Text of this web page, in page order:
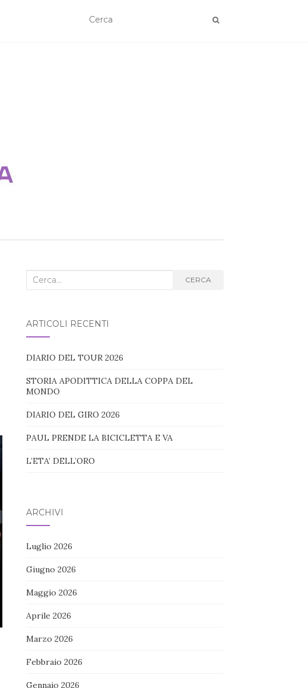
Cerca
CERCA
ARTICOLI RECENTI
DIARIO DEL TOUR 2026
STORIA APODITTICA DELLA COPPA DEL
MONDO
DIARIO DEL GIRO 2026
PAUL PRENDE LA BICICLETTA E VA
L’ETA’ DELL’ORO
ARCHIVI
Luglio 2026
Giugno 2026
Maggio 2026
Aprile 2026
Marzo 2026
Febbraio 2026
Gennaio 2026